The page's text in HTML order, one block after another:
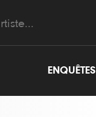
ENQUÊTES